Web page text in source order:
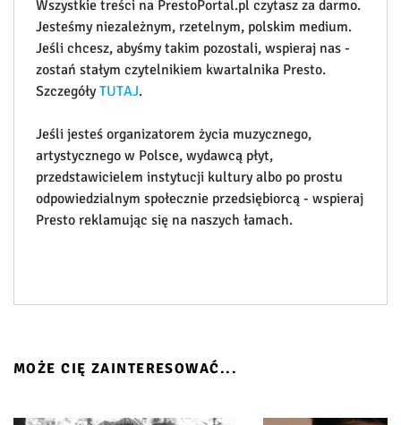
Wszystkie treści na PrestoPortal.pl czytasz za darmo.
Jesteśmy niezależnym, rzetelnym, polskim medium.
Jeśli chcesz, abyśmy takim pozostali, wspieraj nas -
zostań stałym czytelnikiem kwartalnika Presto.
SzczegółyTUTAJ.
Jeśli jesteś organizatorem życia muzycznego,
artystycznego w Polsce, wydawcą płyt,
przedstawicielem instytucji kultury albo po prostu
odpowiedzialnym społecznie przedsiębiorcą - wspieraj
Presto reklamując się na naszych łamach.
MOŻE CIĘ ZAINTERESOWAĆ...